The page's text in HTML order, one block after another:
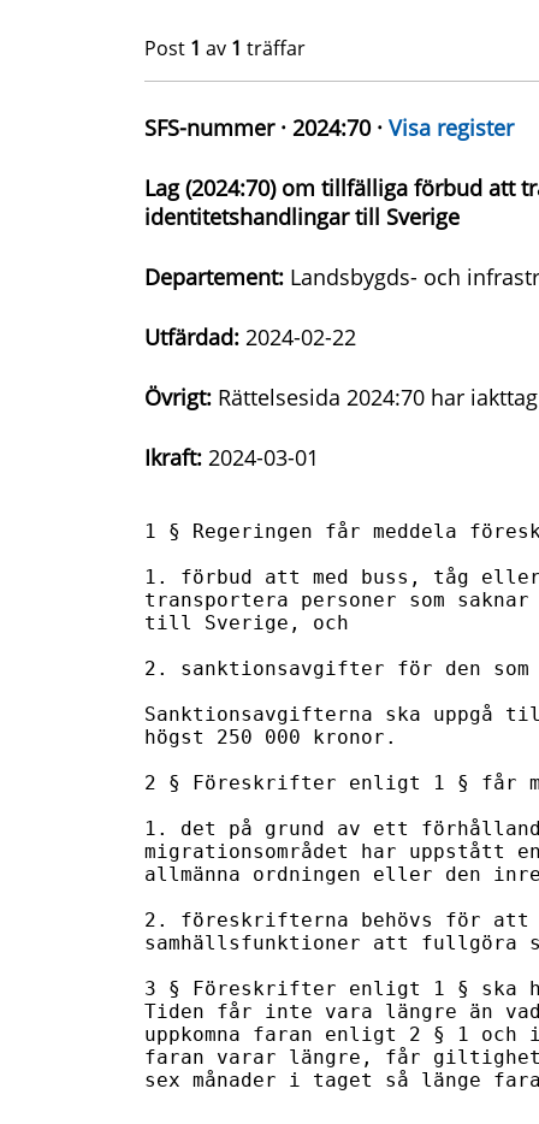
Post 1 av 1 träffar
SFS-nummer · 2024:70 · Visa register
Lag (2024:70) om tillfälliga förbud att
identitetshandlingar till Sverige
Departement: Landsbygds- och
Utfärdad: 2024-02-22
Övrigt: Rättelsesida 2024:70 har
Ikraft: 2024-03-01
1 § Regeringen får meddela
1. förbud att med buss, tåg
transportera personer som
till Sverige, och
2. sanktionsavgifter för den
Sanktionsavgifterna ska uppgå
högst 250 000 kronor.
2 § Föreskrifter enligt 1 § får
1. det på grund av ett
migrationsområdet har
allmänna ordningen eller den
2. föreskrifterna behövs för
samhällsfunktioner att fullgöra
3 § Föreskrifter enligt 1 § ska
Tiden får inte vara längre än
uppkomna faran enligt 2 § 1 och
faran varar längre, får
sex månader i taget så länge